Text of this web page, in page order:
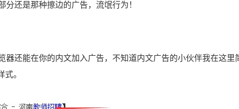
还是那种擦边的广告，流氓行为！
器还能在你的内文加入广告，不知道内文广告的小伙伴我在这里
式。